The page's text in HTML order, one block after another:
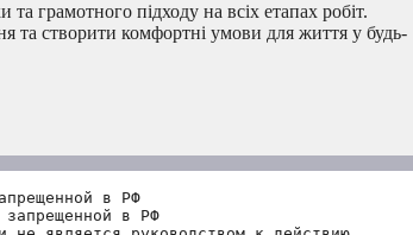
грамотного підходу на всіх етапах робіт.
та створити комфортні умови для життя у будь-
в РФ
в РФ